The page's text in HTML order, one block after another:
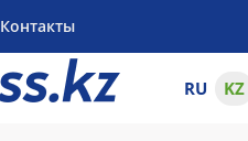
Контакты
RU KZ